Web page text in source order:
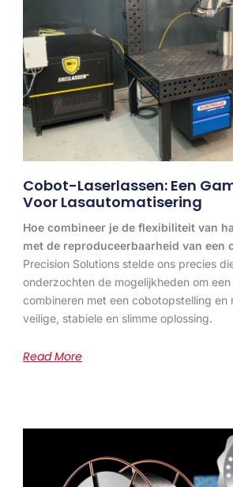
Cobot-Laserlassen: Een
Voor Lasautomatisering
Hoe combineer je de flexibiliteit van
met de reproduceerbaarheid van een
Precision Solutions stelde ons precies
onderzochten de mogelijkheden om
combineren met een cobotopstelling en
veilige, stabiele en slimme oplossing.
Read More